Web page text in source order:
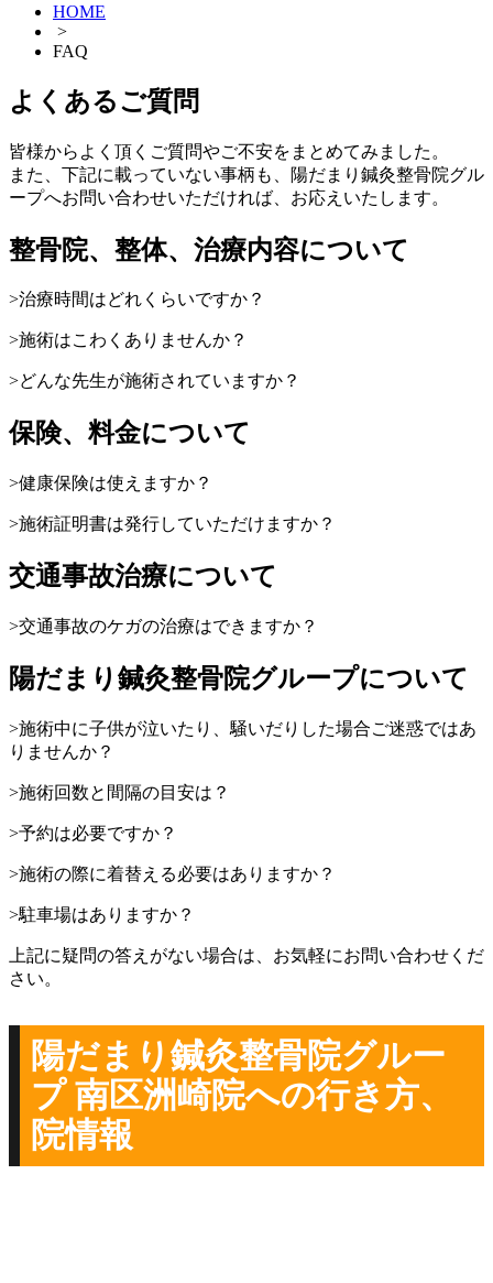
HOME
>
FAQ
よくあるご質問
皆様からよく頂くご質問やご不安をまとめてみました。
また、下記に載っていない事柄も、陽だまり鍼灸整骨院グル
ープへお問い合わせいただければ、お応えいたします。
整骨院、整体、治療内容について
>治療時間はどれくらいですか？
>施術はこわくありませんか？
>どんな先生が施術されていますか？
保険、料金について
>健康保険は使えますか？
>施術証明書は発行していただけますか？
交通事故治療について
>交通事故のケガの治療はできますか？
陽だまり鍼灸整骨院グループについて
>施術中に子供が泣いたり、騒いだりした場合ご迷惑ではあ
りませんか？
>施術回数と間隔の目安は？
>予約は必要ですか？
>施術の際に着替える必要はありますか？
>駐車場はありますか？
上記に疑問の答えがない場合は、お気軽にお問い合わせくだ
さい。
陽だまり鍼灸整骨院グルー
プ 南区洲崎院への行き方、
院情報